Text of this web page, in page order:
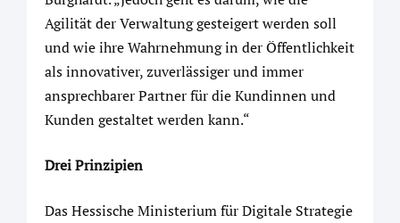
Agilität der Verwaltung gesteigert werden soll
und wie ihre Wahrnehmung in der Öffentlichkeit
als innovativer, zuverlässiger und immer
ansprechbarer Partner für die Kundinnen und
Kunden gestaltet werden kann.“
Drei Prinzipien
Das Hessische Ministerium für Digitale Strategie